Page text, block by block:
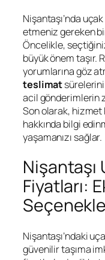
Nişantaşı’nda
etmeniz gereken
Öncelikle,
büyük önem taşır.
yorumlarına göz
teslimat
acil gönderimlerin
Son olarak,
hakkında bilgi
yaşamanızı sağlar.
Nişantaşı
Fiyatları:
Nişantaşı’ndaki
güvenilir taşıma